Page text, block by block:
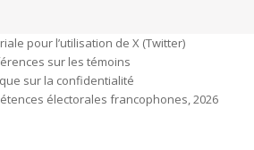
pour l’utilisation de X (Twitter)
sur les témoins
sur la confidentialité
électorales francophones, 2026